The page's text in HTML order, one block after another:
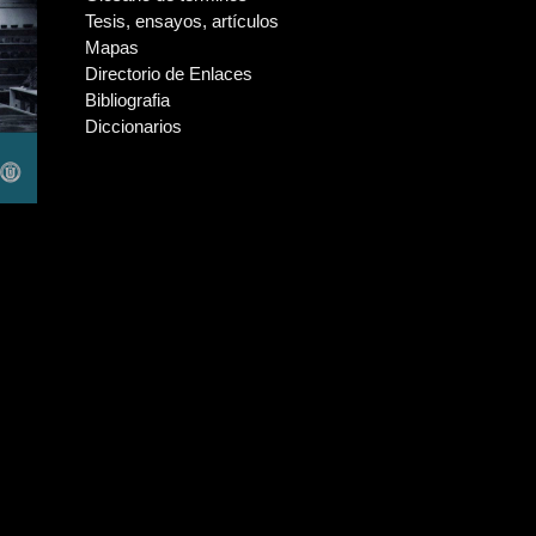
Tesis, ensayos, artículos
Mapas
Directorio de Enlaces
Bibliografia
Diccionarios